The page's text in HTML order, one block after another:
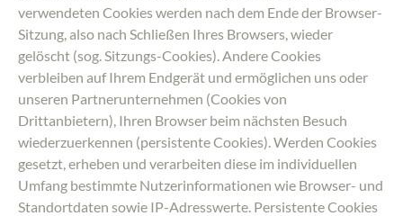
verwendeten Cookies werden nach dem Ende der Browser-
Sitzung, also nach Schließen Ihres Browsers, wieder
gelöscht (sog. Sitzungs-Cookies). Andere Cookies
verbleiben auf Ihrem Endgerät und ermöglichen uns oder
unseren Partnerunternehmen (Cookies von
Drittanbietern), Ihren Browser beim nächsten Besuch
wiederzuerkennen (persistente Cookies). Werden Cookies
gesetzt, erheben und verarbeiten diese im individuellen
Umfang bestimmte Nutzerinformationen wie Browser- und
Standortdaten sowie IP-Adresswerte. Persistente Cookies